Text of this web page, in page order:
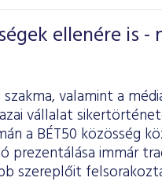
ellenére is
valamint a
vállalat
a BÉT50 közösség
prezentálása immár
szereplőit